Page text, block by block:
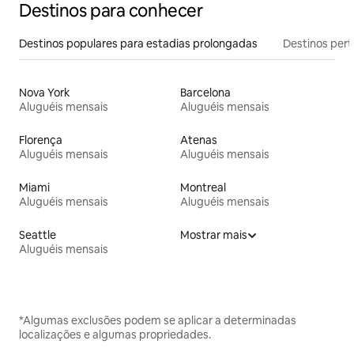
Destinos para conhecer
Destinos populares para estadias prolongadas Destinos
Nova York
Aluguéis mensais
Barcelona
Aluguéis mensais
Florença
Aluguéis mensais
Atenas
Aluguéis mensais
Miami
Aluguéis mensais
Montreal
Aluguéis mensais
Seattle
Aluguéis mensais
Mostrar mais
*Algumas exclusões podem se aplicar a determinadas
localizações e algumas propriedades.